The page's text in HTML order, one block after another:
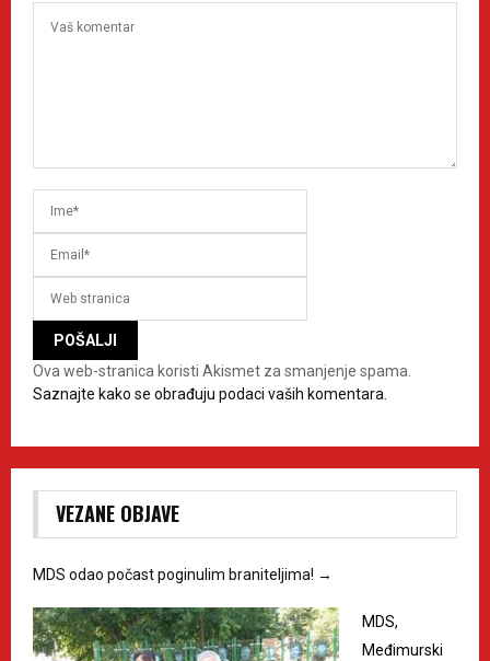
Ova web-stranica koristi Akismet za smanjenje spama.
Saznajte kako se obrađuju podaci vaših komentara.
VEZANE OBJAVE
MDS odao počast poginulim braniteljima! →
MDS,
Međimurski